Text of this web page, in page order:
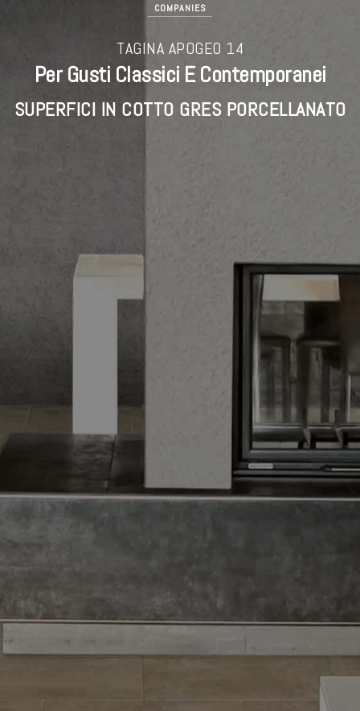
COMPANIES
TAGINA APOGEO 14
Per Gusti Classici E Contemporanei
SUPERFICI IN COTTO GRES PORCELLANATO